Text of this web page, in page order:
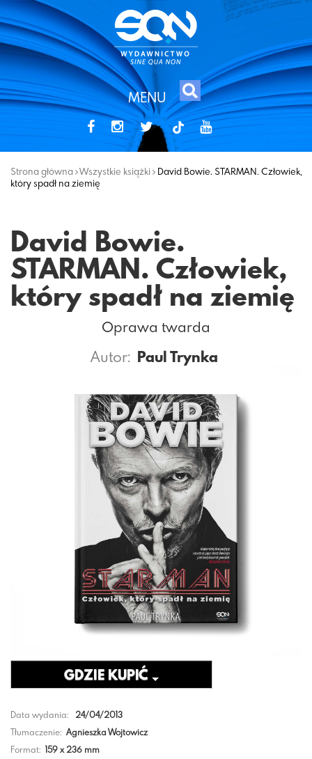
MENU
tiktok
Strona główna Wszystkie książki
David Bowie. STARMAN. Człowiek,
który spadł na ziemię
David Bowie.
STARMAN. Człowiek,
który spadł na ziemię
Oprawa twarda
Autor: Paul Trynka
Data wydania:
24/04/2013
Tłumaczenie: Agnieszka Wojtowicz
Format: 159 x 236 mm
GDZIE KUPIĆ